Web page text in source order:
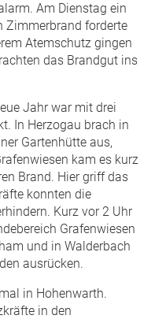
Am Dienstag ein
Zimmerbrand forderte
Atemschutz gingen
das Brandgut ins
Jahr war mit drei
In Herzogau brach in
Gartenhütte aus,
kam es kurz
Brand. Hier griff das
konnten die
Kurz vor 2 Uhr
Grafenwiesen
und in Walderbach
ausrücken.
in Hohenwarth.
in den